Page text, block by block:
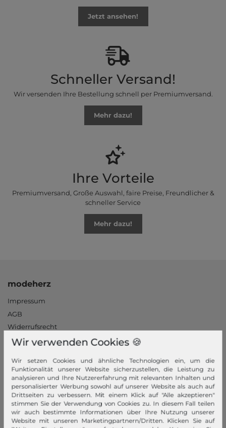
Jetzt ansehen!
Schneller Versand!
Wir versenden Ihre Bestellung schnell per Premiumversand.
Mehr dazu!
Ihre Vorteile
Premiumversand, Große Auswahl, faire Preise, Freundlicher &
schneller Service
Mehr dazu!
modeherz
Impressum
AGB
Widerrufsrecht
Datenschutzerklärung
Barrierefreiheitserklärung
Jobs
Unsere Stores
Mein Konto
Wir verwenden Cookies 🍪
Wir setzen Cookies und ähnliche Technologien ein, um die
Funktionalität unserer Website sicherzustellen, die Leistung zu
analysieren und Ihre Nutzererfahrung mit relevanten Inhalten und
personalisierter Werbung sowohl auf unserer Website als auch auf
Drittseiten zu verbessern. Mit einem Klick auf "Alle akzeptieren"
stimmen Sie der Verwendung von Cookies zu. In diesem Fall teilen
wir auch bestimmte Informationen über Ihre Nutzung unserer
Website mit unseren Marketingpartnern/Dritten. Klicken Sie auf